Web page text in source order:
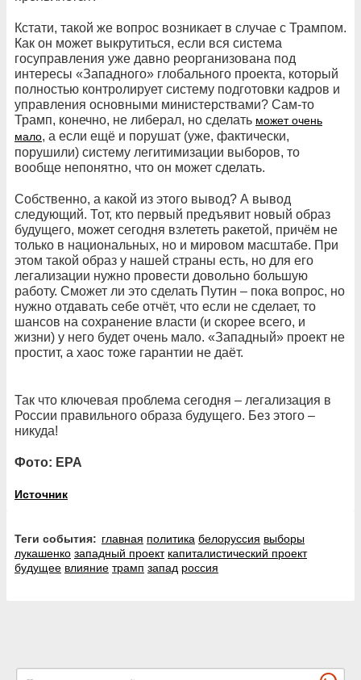
Кстати, такой же вопрос возникает в случае с Трампом.
Как он может выкрутиться, если вся система
госуправления уже давно реорганизована под
интересы «Западного» глобального проекта, который
полностью контролирует систему подготовки кадров и
управления основными министерствами? Сам-то
Трамп, конечно, не либерал, но сделать может очень
мало, а если ещё и порушат (уже, фактически,
порушили) систему легитимизации выборов, то
вообще непонятно, что он может сделать.
Собственно, а какой из этого вывод? А вывод
следующий. Тот, кто первый предъявит новый образ
будущего, может сегодня взлететь ракетой, причём не
только в национальных, но и мировом масштабе. При
этом такой образ у нашей страны есть, но для его
легализации нужно провести довольно большую
работу. Сможет ли это сделать Путин – пока вопрос, но
нужно отдавать себе отчёт, что если не сделает, то
шансов на сохранение власти (и скорее всего, и
жизни) у него будет очень мало. «Западный» проект не
простит, а хаос тоже гарантии не даёт.
Так что ключевая проблема сегодня – легализация в
России правильного образа будущего. Без этого –
никуда!
Фото: EPA
Источник
Теги события: главная политика белоруссия выборы
лукашенко западный проект капиталистический проект
будущее влияние трамп запад россия